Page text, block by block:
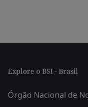
Explore o BSI - Brasil
Órgão Nacional de